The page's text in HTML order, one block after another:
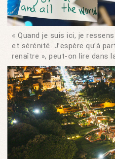
« Quand je suis ici, je
et sérénité. J’espère qu’à
renaître », peut-on lire dans